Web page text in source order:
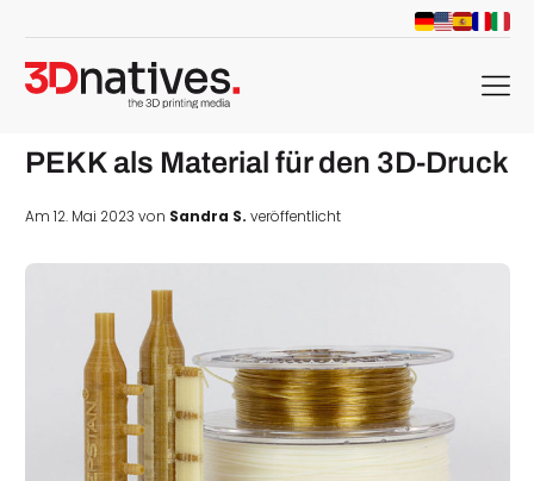
menu
PEKK als Material für den 3D-Druck
Am 12. Mai 2023 von Sandra S. veröffentlicht